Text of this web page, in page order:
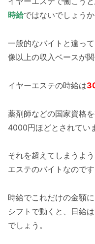
時給ではないでしょうか
一般的なバイトと違っ
像以上の収入ベースが関
イヤーエステの時給は
薬剤師などの国家資格
4000円ほどとされてい
それを超えてしまうよ
エステのバイトなのです
時給でこれだけの金額
シフトで動くと、日給
でしょう。